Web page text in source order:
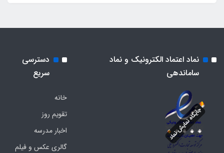
نماد اعتماد الکترونیک و نماد
ساماندهی
دسترسی
سریع
خانه
تقویم روز
اخبار مدرسه
گالری عکس و فیلم